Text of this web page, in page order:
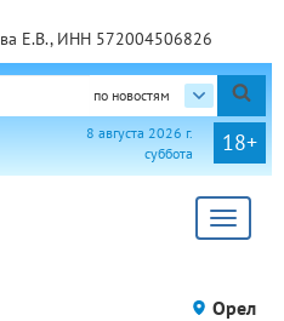
Е.В., ИНН 572004506826
по новостям
18+
8 августа 2026 г.
суббота
Toggle
Орел